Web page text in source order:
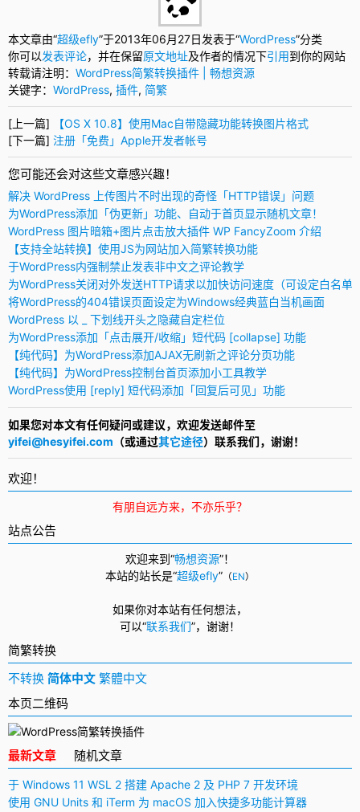
本文章由“超级efly”于2013年06月27日发表于“WordPress”分类
你可以发表评论，并在保留原文地址及作者的情况下引用到你的网站
转载请注明： WordPress简繁转换插件 | 畅想资源
关键字： WordPress, 插件, 简繁
[上一篇]
【OS X 10.8】使用Mac自带隐藏功能转换图片格式
[下一篇] 注册「免费」Apple开发者帐号
您可能还会对这些文章感兴趣！
解决 WordPress 上传图片不时出现的奇怪「HTTP错误」问题
为WordPress添加「伪更新」功能、自动于首页显示随机文章！
WordPress 图片暗箱+图片点击放大插件 WP FancyZoom 介绍
【支持全站转换】使用JS为网站加入简繁转换功能
于WordPress内强制禁止发表非中文之评论教学
为WordPress关闭对外发送HTTP请求以加快访问速度（可设定白名单
将WordPress的404错误页面设定为Windows经典蓝白当机画面
WordPress 以 _ 下划线开头之隐藏自定栏位
为WordPress添加「点击展开/收缩」短代码 [collapse] 功能
【纯代码】为WordPress添加AJAX无刷新之评论分页功能
【纯代码】为WordPress控制台首页添加小工具教学
WordPress使用 [reply] 短代码添加「回复后可见」功能
如果您对本文有任何疑问或建议，欢迎发送邮件至
yifei@hesyifei.com （或通过其它途径）联系我们，谢谢！
欢迎！
有朋自远方来，不亦乐乎？
站点公告
欢迎来到“畅想资源”！
本站的站长是“超级efly” （EN）
如果你对本站有任何想法，
可以“联系我们”， 谢谢！
简繁转换
不转换 简体中文 繁體中文
本页二维码
最新文章 随机文章
于 Windows 11 WSL 2 搭建 Apache 2 及 PHP 7 开发环境
使用 GNU Units 和 iTerm 为 macOS 加入快捷多功能计算器